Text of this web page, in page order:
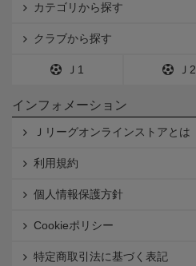
カテゴリから探す
クラブから探す
Ｊ1 Ｊ2
インフォメーション
Ｊリーグオンラインストアとは
利用規約
個人情報保護方針
Cookieポリシー
特定商取引法に基づく表記